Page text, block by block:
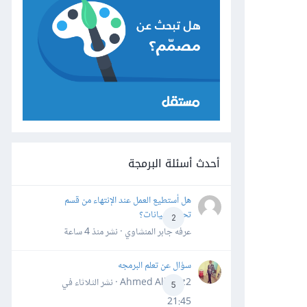
أحدث أسئلة البرمجة
2
هل أستطيع العمل عند الإنتهاء من قسم
تحليل البيانات؟
عرفه جابر المنشاوي · نشرمنذ 4 ساعة
5
سؤال عن تعلم البرمجه
Ahmed Alhafiz2 · نشر
الثلاثاء في
21:45